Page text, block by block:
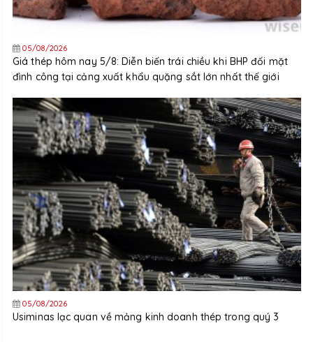
05/08/2026
Giá thép hôm nay 5/8: Diễn biến trái chiều khi BHP đối mặt
đình công tại cảng xuất khẩu quặng sắt lớn nhất thế giới
05/08/2026
Usiminas lạc quan về mảng kinh doanh thép trong quý 3